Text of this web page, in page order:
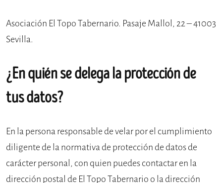
Asociación El Topo Tabernario. Pasaje Mallol, 22 – 41003
Sevilla.
¿En quién se delega la protección de
tus datos?
En la persona responsable de velar por el cumplimiento
diligente de la normativa de protección de datos de
carácter personal, con quien puedes contactar en la
dirección postal de El Topo Tabernario o la dirección